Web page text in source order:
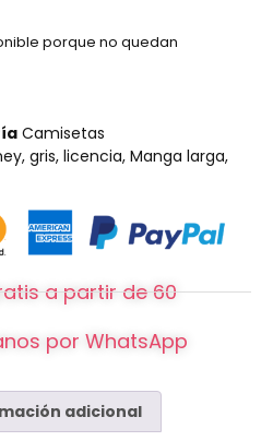
porque no quedan
Camisetas
, gris, licencia, Manga larga,
a partir de 60
por WhatsApp
adicional